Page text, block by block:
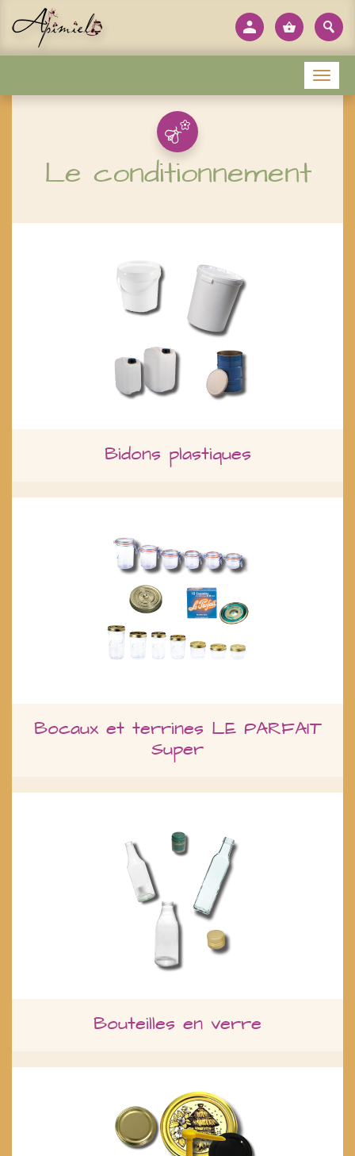
Le conditionnement
Bidons plastiques
Bocaux et terrines LE PARFAIT
Super
Bouteilles en verre
Menu
Panneau de gestion des cookies